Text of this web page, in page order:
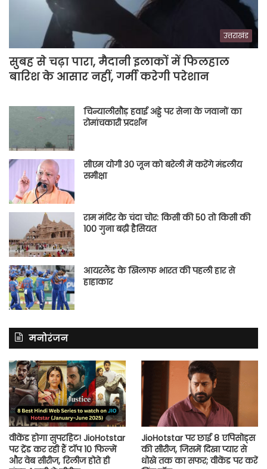
उत्तराखंड
सुबह से चढ़ा पारा, मैदानी इलाकों में फिलहाल
बारिश के आसार नहीं, गर्मी करेगी परेशान
चिन्यालीसौड़ हवाई अड्डे पर सेना के जवानों का
रोमांचकारी प्रदर्शन
सीएम योगी 30 जून को बरेली में करेंगे मंडलीय
समीक्षा
राम मंदिर के चंदा चोर: किसी की 50 तो किसी की
100 गुना बढ़ी हैसियत
आयरलैंड के खिलाफ भारत की पहली हार से
हाहाकार
मनोरंजन
वीकेंड होगा सुपरहिट! JioHotstar
पर ट्रेंड कर रही हैं टॉप 10 फिल्में
और वेब सीरीज, रिलीज होते ही
JioHotstar पर छाई 8 एपिसोड्स
की सीरीज, जिसमें दिखा प्यार से
धोखे तक का सफर; वीकेंड पर करें